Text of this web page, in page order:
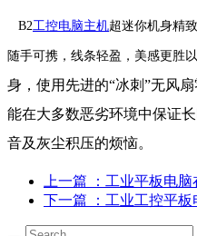
B2工控电脑主机超迷你机身精
随手可携，线条轻盈，美感更胜以
身，使用先进的“冰刺”无风
能在大多数恶劣环境中保证
音及灰尘积压的烦恼。
上一篇
：工业平板电
下一篇
：工业工控平